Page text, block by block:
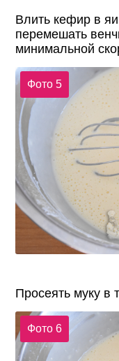
Влить кефир в
перемешать
минимальной
Фото 5
Просеять муку в
Фото 6